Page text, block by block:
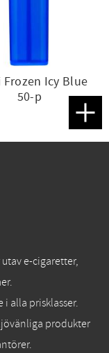
Frozen Icy Blue
50-p
e-cigaretter,
alla prisklasser.
produkter